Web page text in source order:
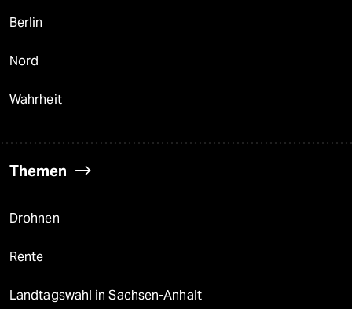
Berlin
Nord
Wahrheit
Themen
Drohnen
Rente
Landtagswahl in Sachsen-Anhalt